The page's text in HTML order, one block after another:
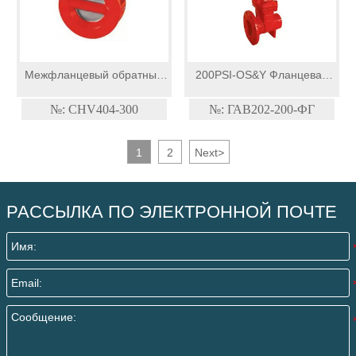
Межфланцевый обратный
№: CHV404-300
200PSI-OS&Y Фланцевая
№: ГАВ202-200-ФГ
1 2 Next>
РАССЫЛКА ПО ЭЛЕКТРОННОЙ ПОЧТЕ